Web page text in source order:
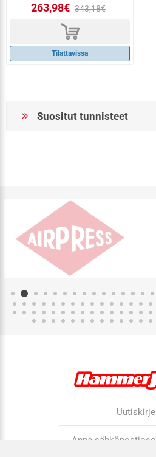
263,98€ 343,18€
d
Tilattavissa
Suositut tunnisteet
Uutiskirje